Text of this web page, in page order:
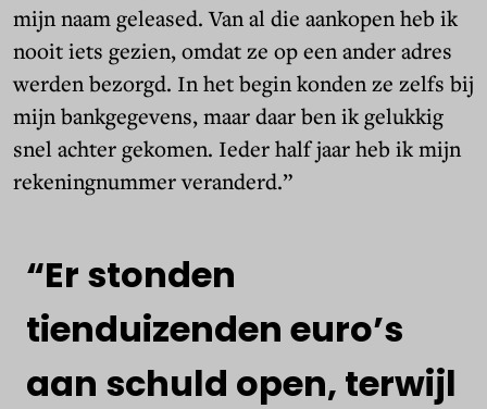
mijn naam geleased. Van al die aankopen heb ik
nooit iets gezien, omdat ze op een ander adres
werden bezorgd. In het begin konden ze zelfs bij
mijn bankgegevens, maar daar ben ik gelukkig
snel achter gekomen. Ieder half jaar heb ik mijn
rekeningnummer veranderd.”
“Er stonden
tienduizenden euro’s
aan schuld open, terwijl